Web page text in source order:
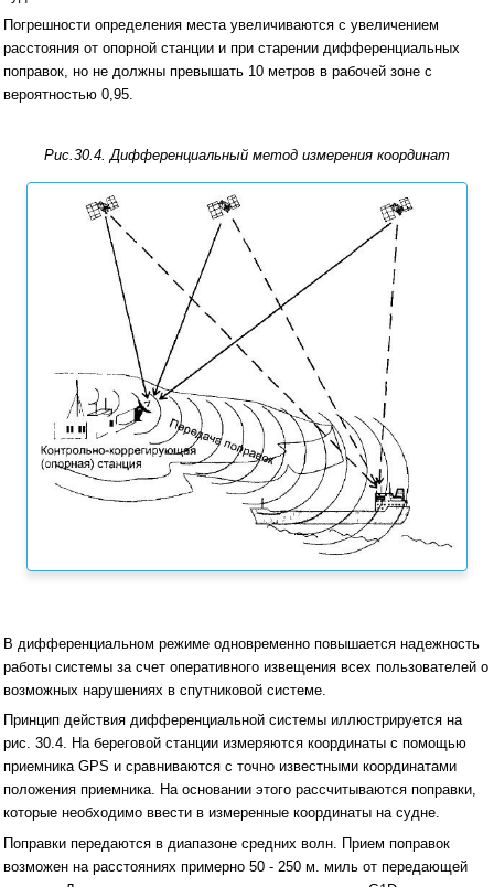
Погрешности определения места увеличиваются с увеличением
расстояния от опорной станции и при старении дифференциальных
поправок, но не должны превышать 10 метров в рабочей зоне с
вероятностью 0,95.
Рис.30.4. Дифференциальный метод измерения координат
В дифференциальном режиме одновременно повышается надежность
работы системы за счет оперативного извещения всех пользователей о
возможных нарушениях в спутниковой системе.
Принцип действия дифференциальной системы иллюстрируется на
рис. 30.4. На береговой станции измеряются координаты с помощью
приемника GPS и сравниваются с точно известными координатами
положения приемника. На основании этого рассчитываются поправки,
которые необходимо ввести в измеренные координаты на судне.
Поправки передаются в диапазоне средних волн. Прием поправок
возможен на расстояниях примерно 50 - 250 м. миль от передающей